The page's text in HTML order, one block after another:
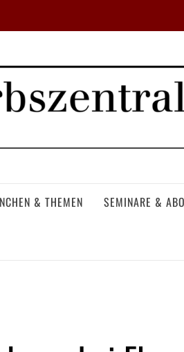
& THEMEN SEMINARE &